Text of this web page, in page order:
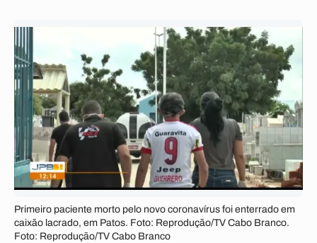
Primeiro paciente morto pelo novo coronavírus foi enterrado em
caixão lacrado, em Patos. Foto: Reprodução/TV Cabo Branco.
Foto: Reprodução/TV Cabo Branco